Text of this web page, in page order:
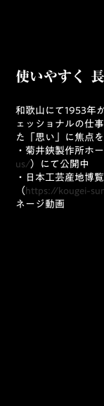
使いやすく
和歌山にて1953年
ェッショナルの仕
た「思い」に焦点
・菊井鋏製作所ホ
us/）にて公開中
・日本工芸産地博
（https://kougei-
ネージ動画